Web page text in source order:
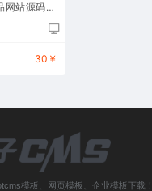
网站源码下
30￥
模板、网页模板、企业模板下载！